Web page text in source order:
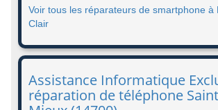
Voir tous les réparateurs de smartphone à
Clair
Assistance Informatique
réparation de téléphone